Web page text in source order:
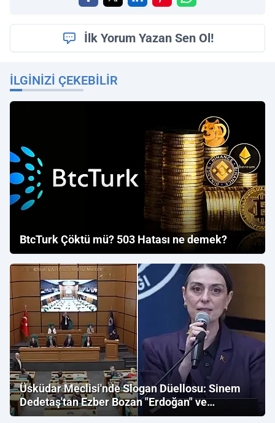
İlk Yorum Yazan Sen Ol!
İLGINIZI ÇEKEBILIR
BtcTurk Çöktü mü? 503 Hatası ne demek?
Üsküdar Meclisi'nde Slogan Düellosu: Sinem
Dedetaş'tan Ezber Bozan "Erdoğan" ve
"İmamoğlu" Çıkışı!